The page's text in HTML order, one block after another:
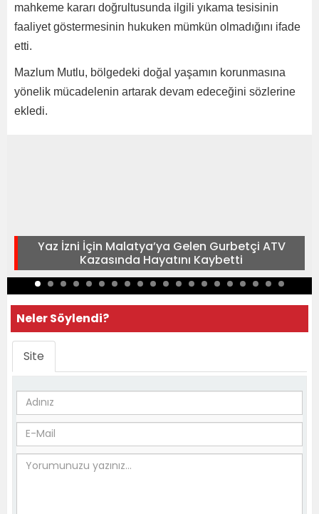
mahkeme kararı doğrultusunda ilgili yıkama tesisinin
faaliyet göstermesinin hukuken mümkün olmadığını ifade
etti.
Mazlum Mutlu, bölgedeki doğal yaşamın korunmasına
yönelik mücadelenin artarak devam edeceğini sözlerine
ekledi.
Yaz İzni İçin Malatya’ya Gelen Gurbetçi ATV
Kazasında Hayatını Kaybetti
Neler Söylendi?
Site